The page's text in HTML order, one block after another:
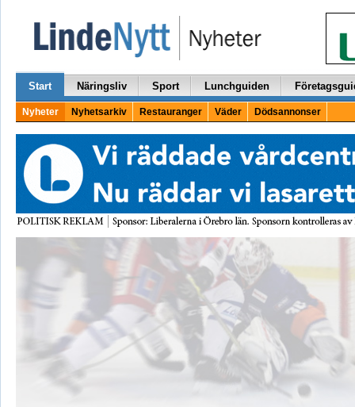
Start Näringsliv Sport Lunchguiden
Nyheter Nyhetsarkiv Restauranger Väder Dödsannonser